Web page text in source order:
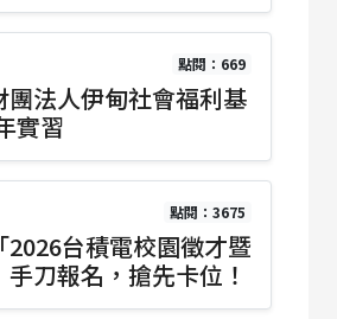
點閱：669
團法人伊甸社會福利基
實習
點閱：3675
2026台積電校園徵才暨
刀報名，搶先卡位！